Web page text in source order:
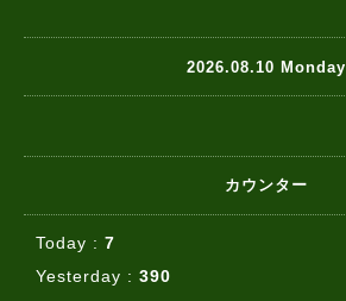
2026.08.10 Monday
カウンター
Today : 7
Yesterday : 390